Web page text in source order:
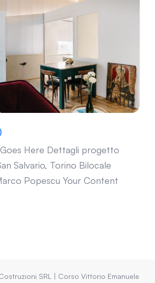
SALUZZO
Here Dettagli progetto
Salvario, Torino Bilocale
Popescu Your Content
SRL | Corso Vittorio Emanuele